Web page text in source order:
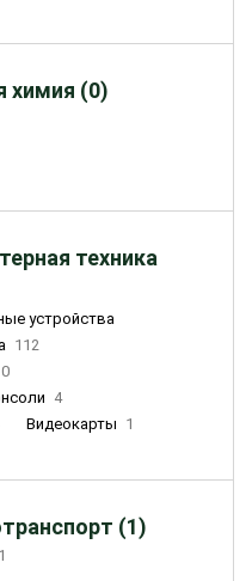
химия (0)
техника
устройства
112
0
4
Видеокарты 1
(1)
1